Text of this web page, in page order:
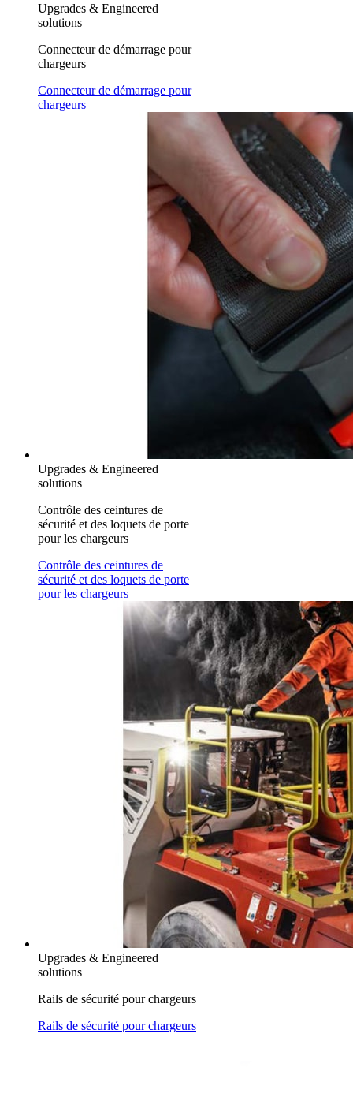
Upgrades & Engineered
solutions
Connecteur de démarrage pour
chargeurs
Connecteur de démarrage pour
chargeurs
Upgrades & Engineered
solutions
Contrôle des ceintures de
sécurité et des loquets de porte
pour les chargeurs
Contrôle des ceintures de
sécurité et des loquets de porte
pour les chargeurs
Upgrades & Engineered
solutions
Rails de sécurité pour chargeurs
Rails de sécurité pour chargeurs